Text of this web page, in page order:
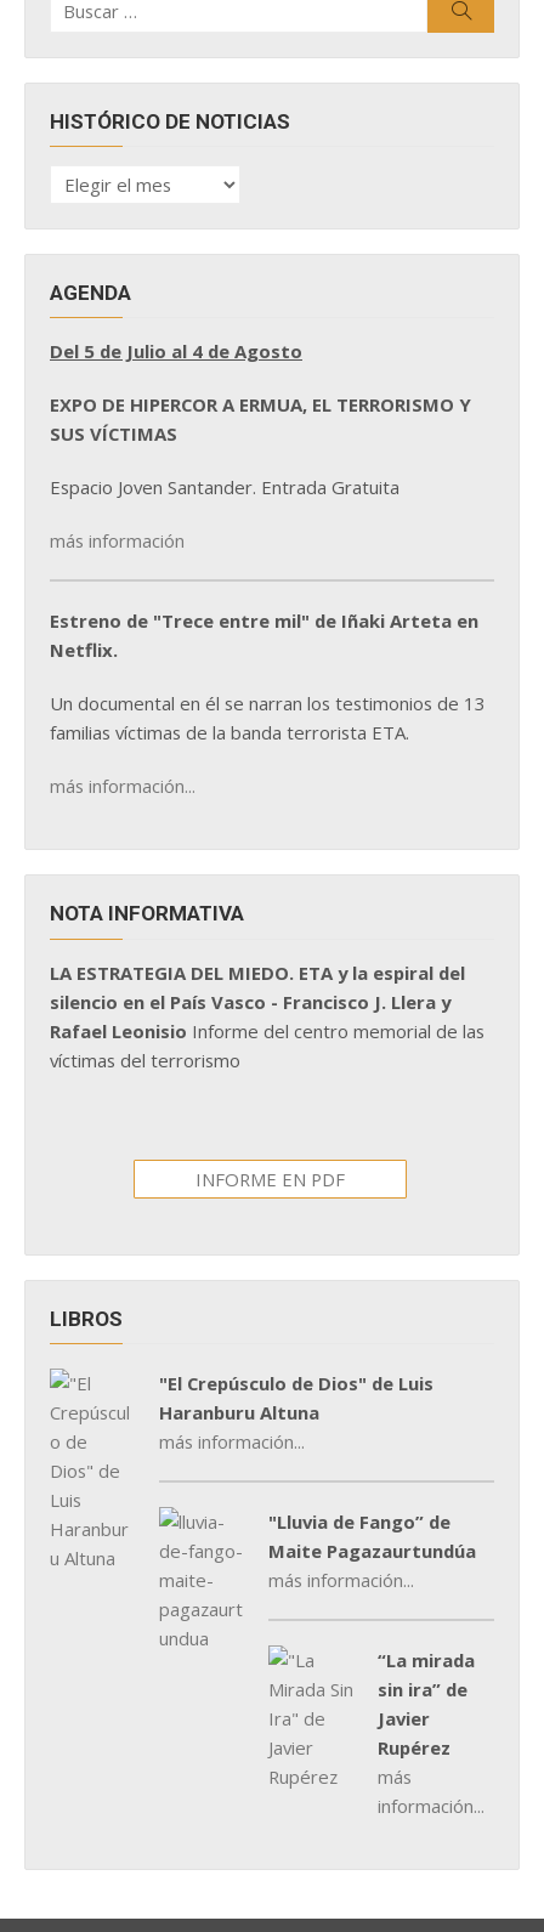
por:
HISTÓRICO DE NOTICIAS
HISTÓRICO
DE
AGENDA
Del 5 de Julio al 4 de Agosto
EXPO DE HIPERCOR A ERMUA, EL TERRORISMO Y
SUS VÍCTIMAS
Espacio Joven Santander. Entrada Gratuita
más información
Estreno de "Trece entre mil" de Iñaki Arteta en
Netflix.
Un documental en él se narran los testimonios de 13
familias víctimas de la banda terrorista ETA.
más información...
NOTA INFORMATIVA
LA ESTRATEGIA DEL MIEDO. ETA y la espiral del
silencio en el País Vasco - Francisco J. Llera y
Rafael Leonisio Informe del centro memorial de las
víctimas del terrorismo
INFORME EN PDF
LIBROS
"El Crepúsculo de Dios" de Luis
Haranburu Altuna
más información...
"Lluvia de Fango” de
Maite Pagazaurtundúa
más información...
“La mirada
sin ira” de
Javier
Rupérez
más
información...